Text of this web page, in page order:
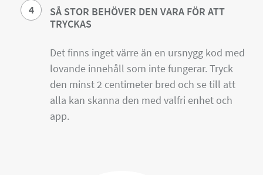
4
SÅ STOR BEHÖVER DEN VARA FÖR ATT
TRYCKAS
Det finns inget värre än en ursnygg kod med
lovande innehåll som inte fungerar. Tryck
den minst 2 centimeter bred och se till att
alla kan skanna den med valfri enhet och
app.